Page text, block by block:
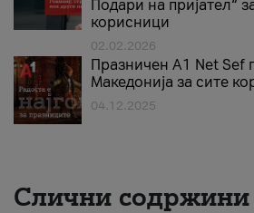
Подари на пријател“
корисници
02.02.2026
Празничен A1 Net Sеf
Македонија за сите
04.12.2025
Слични содржини